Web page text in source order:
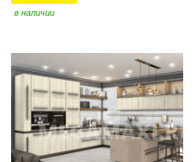
в наличии